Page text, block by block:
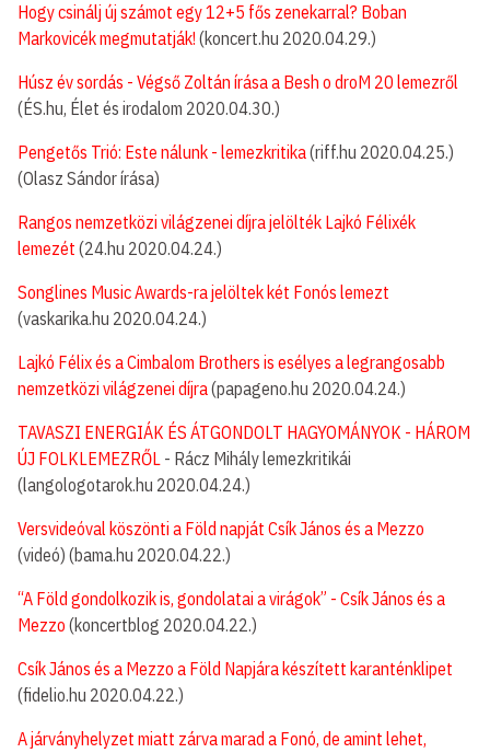
Hogy csinálj új számot egy 12+5 fős zenekarral? Boban
Markovicék megmutatják! (koncert.hu 2020.04.29.)
Húsz év sordás - Végső Zoltán írása a Besh o droM 20 lemezről
(ÉS.hu, Élet és irodalom 2020.04.30.)
Pengetős Trió: Este nálunk - lemezkritika(riff.hu 2020.04.25.)
(Olasz Sándor írása)
Rangos nemzetközi világzenei díjra jelölték Lajkó Félixék
lemezét (24.hu 2020.04.24.)
Songlines Music Awards-ra jelöltek két Fonós lemezt
(vaskarika.hu 2020.04.24.)
Lajkó Félix és a Cimbalom Brothers is esélyes a legrangosabb
nemzetközi világzenei díjra(papageno.hu 2020.04.24.)
TAVASZI ENERGIÁK ÉS ÁTGONDOLT HAGYOMÁNYOK - HÁROM
ÚJ FOLKLEMEZRŐL - Rácz Mihály lemezkritikái
(langologotarok.hu 2020.04.24.)
Versvideóval köszönti a Föld napját Csík János és a Mezzo
(videó) (bama.hu 2020.04.22.)
“A Föld gondolkozik is, gondolatai a virágok” - Csík János és a
Mezzo (koncertblog 2020.04.22.)
Csík János és a Mezzo a Föld Napjára készített karanténklipet
(fidelio.hu 2020.04.22.)
A járványhelyzet miatt zárva marad a Fonó, de amint lehet,